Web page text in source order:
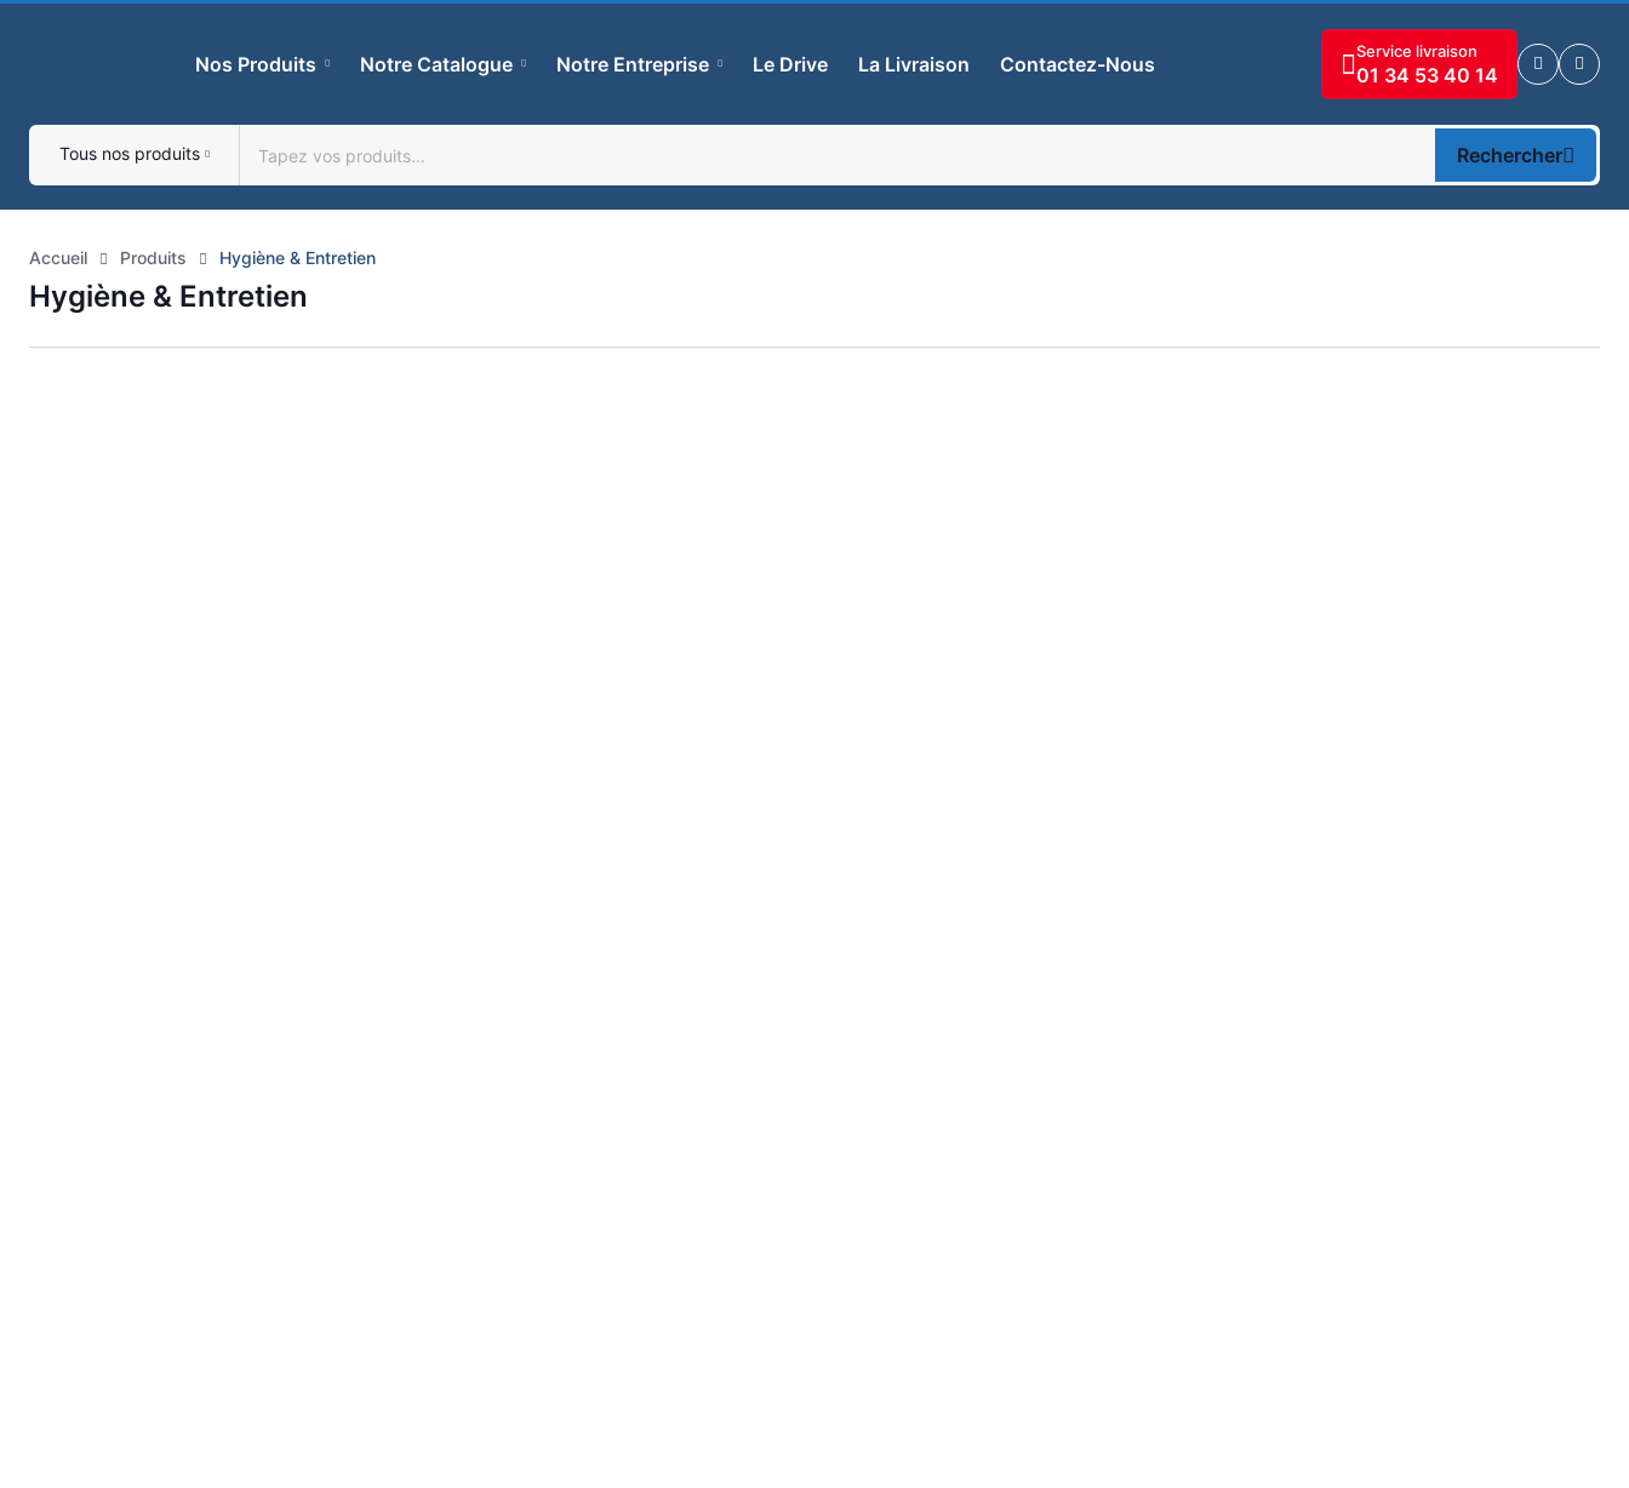
Nos Produits Notre Catalogue Notre Entreprise Le Drive La Livraison Contactez-Nous
Service livraison
01 34 53 40 14
Tous nos produits Rechercher
Accueil Produits Hygiène & Entretien
Hygiène & Entretien